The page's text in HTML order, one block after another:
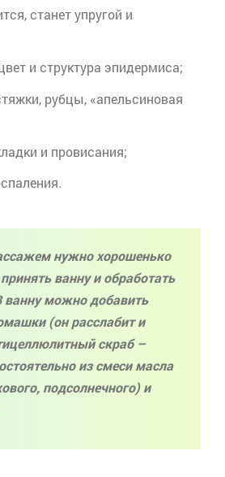
станет упругой и
и структура эпидермиса;
рубцы, «апельсиновая
и провисания;
нужно хорошенько
ванну и обработать
ванну можно добавить
(он расслабит и
скраб–
из смеси масла
подсолнечного) и